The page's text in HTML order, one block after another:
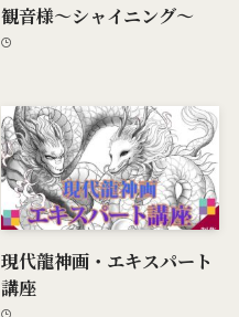
観音様～シャイニング～
現代龍神画・エキスパート
講座